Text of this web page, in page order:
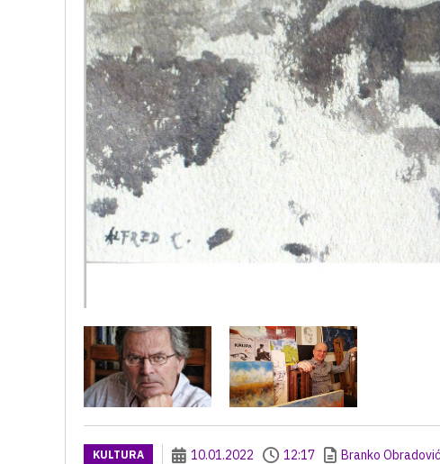
KULTURA 10.01.2022 12:17 Branko Obradović